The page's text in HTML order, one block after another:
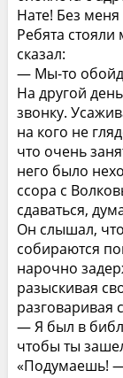
Нате! Без
Ребята стояли
сказал:
— Мы-то
На другой
звонку.
на кого не
что очень
него было
ссора с
сдаваться,
Он слышал,
собираются
нарочно
разыскивая
разговаривая
— Я был в
чтобы ты
«Подумаешь! —